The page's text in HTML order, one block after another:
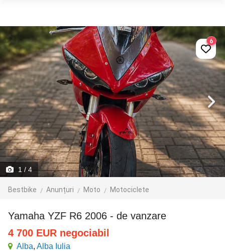
1 / 4
Bestbike Anunțuri Moto Motociclete
6
Yamaha YZF R6 2006 - de vanzare
4 700 EUR negociabil
Alba, Alba Iulia